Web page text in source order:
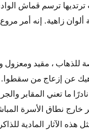
ترتديها ترسم قماش
ألوان زاهية. إنه أمر
للذهاب ، مقيد ومعزول
عن إزعاج من سقطوا.
ما تعني المقابر
خارج نطاق الأسرة
هذه الآثار المادية